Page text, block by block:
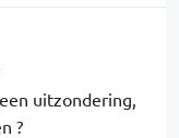
uitzondering,
?